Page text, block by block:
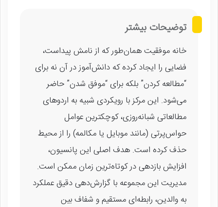
توضیحات بیشتر
خانه موفقیت همان‌طور که از نامش پیداست،
فضایی را ایجاد کرده که دانش‌آموز در آن نه برای
“مطالعه کردن” بلکه برای “موفق شدن” حاضر
می‌شود. این مرکز با رویکردی شبیه به اردوهای
مطالعاتی شبانه‌روزی، کوچکترین عوامل
حواس‌پرتی (مانند موبایل یا مکالمه) را از محیط
حذف کرده است. هدف اصلی این پانسیون،
افزایش بازدهی در کوتاه‌ترین زمان ممکن است.
مدیریت این مجموعه با گزارش‌دهی دقیق عملکرد
به والدین، رابطه‌ای مستقیم و شفاف بین